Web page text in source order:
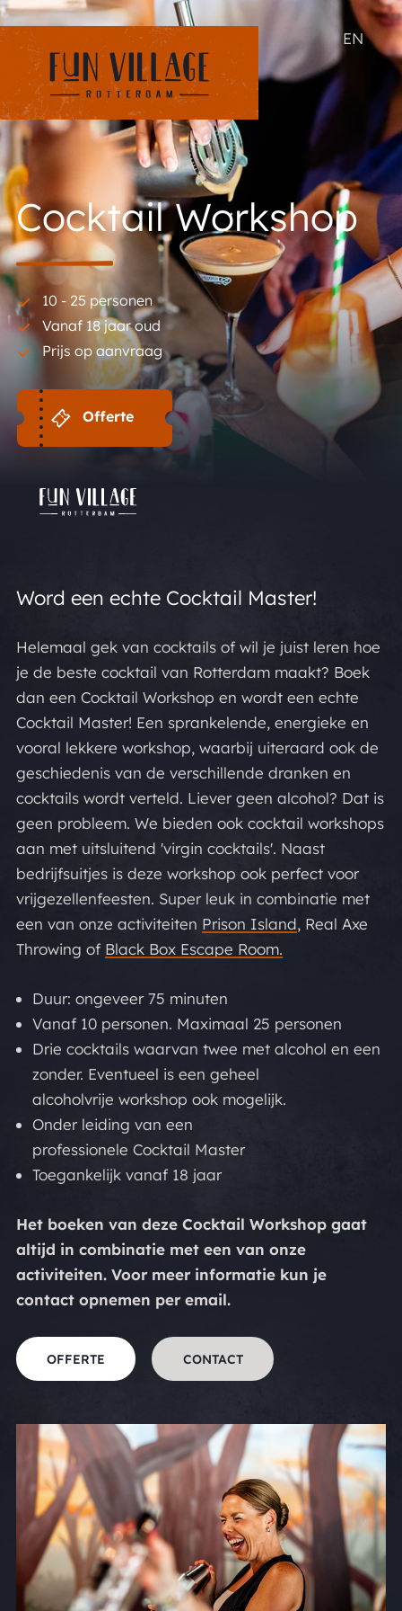
EN
Cocktail Workshop
10 - 25 personen
Vanaf 18 jaar oud
Prijs op aanvraag
Offerte
Word een echte Cocktail Master!
Helemaal gek van cocktails of wil je juist leren hoe
je de beste cocktail van Rotterdam maakt? Boek
dan een Cocktail Workshop en wordt een echte
Cocktail Master! Een sprankelende, energieke en
vooral lekkere workshop, waarbij uiteraard ook de
geschiedenis van de verschillende dranken en
cocktails wordt verteld. Liever geen alcohol? Dat is
geen probleem. We bieden ook cocktail workshops
aan met uitsluitend 'virgin cocktails'. Naast
bedrijfsuitjes is deze workshop ook perfect voor
vrijgezellenfeesten. Super leuk in combinatie met
een van onze activiteiten Prison Island, Real Axe
Throwing of Black Box Escape Room.
Duur: ongeveer 75 minuten
Vanaf 10 personen. Maximaal 25 personen
Drie cocktails waarvan twee met alcohol en een
zonder. Eventueel is een geheel
alcoholvrije workshop ook mogelijk.
Onder leiding van een
professionele Cocktail Master
Toegankelijk vanaf 18 jaar
Het boeken van deze Cocktail Workshop gaat
altijd in combinatie met een van onze
activiteiten. Voor meer informatie kun je
contact opnemen per email.
OFFERTE CONTACT